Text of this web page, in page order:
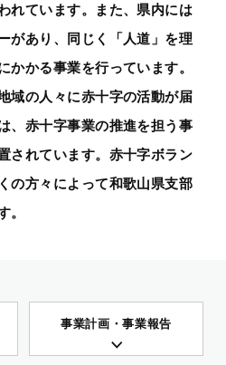
れています。 また、県内には
があり、同じく「人道」を理
かかる事業を行っています。
域の人々に赤十字の活動が届
、赤十字事業の推進を担う事
されています。 赤十字ボラン
の方々によって和歌山県支部
。
事業計画・事業報告